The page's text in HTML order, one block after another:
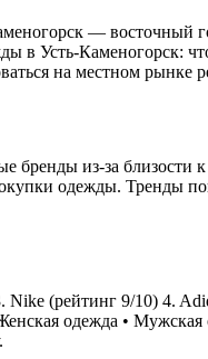
—
Усть-Каменогорск:
на местном рынке
бренды из-за
одежды. Тренды
(рейтинг 9/10) 4.
одежда • Мужская